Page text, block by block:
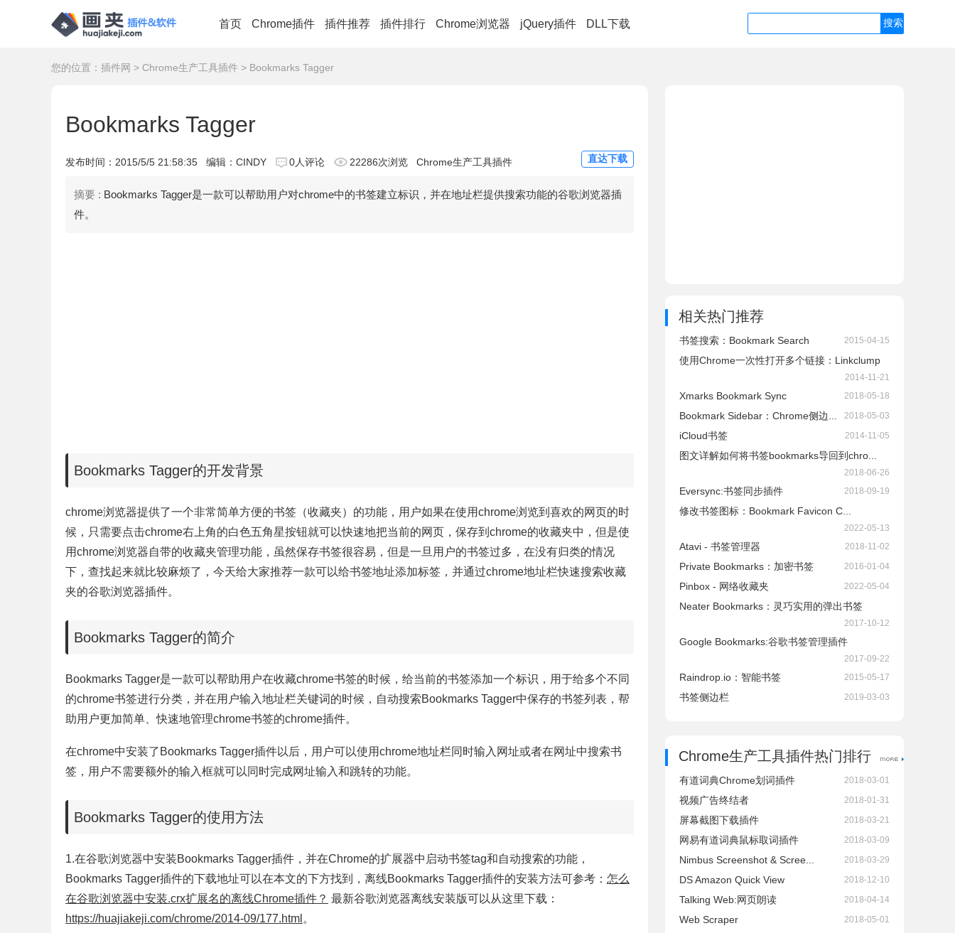
首页 Chrome插件 插件推荐 插件排行 Chrome浏览器 jQuery插件 DLL下载
您的位置： 插件网 > Chrome生产工具插件 > Bookmarks Tagger
Bookmarks Tagger
发布时间： 2015/5/5 21:58:35 编辑：CINDY 0人评论 22286次浏览 Chrome生产工具插件 直达下载
摘要 : Bookmarks Tagger是一款可以帮助用户对chrome中的书签建立标识，并在地址栏提供搜索功能的谷歌浏览器插
件。
Bookmarks Tagger的开发背景
chrome浏览器提供了一个非常简单方便的书签（收藏夹）的功能，用户如果在使用chrome浏览到喜欢的网页的时
候，只需要点击chrome右上角的白色五角星按钮就可以快速地把当前的网页，保存到chrome的收藏夹中，但是使
用chrome浏览器自带的收藏夹管理功能，虽然保存书签很容易，但是一旦用户的书签过多，在没有归类的情况
下，查找起来就比较麻烦了，今天给大家推荐一款可以给书签地址添加标签，并通过chrome地址栏快速搜索收藏
夹的谷歌浏览器插件。
Bookmarks Tagger的简介
Bookmarks Tagger是一款可以帮助用户在收藏chrome书签的时候，给当前的书签添加一个标识，用于给多个不同
的chrome书签进行分类，并在用户输入地址栏关键词的时候，自动搜索Bookmarks Tagger中保存的书签列表，帮
助用户更加简单、快速地管理chrome书签的chrome插件。
在chrome中安装了Bookmarks Tagger插件以后，用户可以使用chrome地址栏同时输入网址或者在网址中搜索书
签，用户不需要额外的输入框就可以同时完成网址输入和跳转的功能。
Bookmarks Tagger的使用方法
1.在谷歌浏览器中安装Bookmarks Tagger插件，并在Chrome的扩展器中启动书签tag和自动搜索的功能，
Bookmarks Tagger插件的下载地址可以在本文的下方找到，离线Bookmarks Tagger插件的安装方法可参考： 怎么
在谷歌浏览器中安装.crx扩展名的离线Chrome插件？ 最新谷歌浏览器离线安装版可以从这里下载：
https://huajiakeji.com/chrome/2014-09/177.html 。
相关热门推荐
书签搜索：Bookmark Search 2015-04-15
使用Chrome一次性打开多个链接：Linkclump
2014-11-21
Xmarks Bookmark Sync 2018-05-18
Bookmark Sidebar：Chrome侧边... 2018-05-03
iCloud书签 2014-11-05
图文详解如何将书签bookmarks导回到chro...
2018-06-26
Eversync:书签同步插件 2018-09-19
修改书签图标：Bookmark Favicon C...
2022-05-13
Atavi - 书签管理器 2018-11-02
Private Bookmarks：加密书签 2016-01-04
Pinbox - 网络收藏夹 2022-05-04
Neater Bookmarks：灵巧实用的弹出书签
2017-10-12
Google Bookmarks:谷歌书签管理插件
2017-09-22
Raindrop.io：智能书签 2015-05-17
书签侧边栏 2019-03-03
Chrome生产工具插件热门排行
有道词典Chrome划词插件 2018-03-01
视频广告终结者 2018-01-31
屏幕截图下载插件 2018-03-21
网易有道词典鼠标取词插件 2018-03-09
Nimbus Screenshot & Scree... 2018-03-29
DS Amazon Quick View 2018-12-10
Talking Web:网页朗读 2018-04-14
Web Scraper 2018-05-01